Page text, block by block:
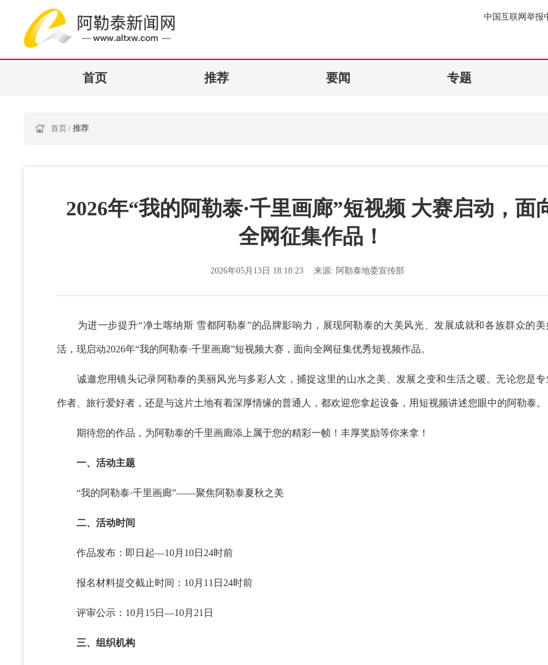
中国互联网举报
首页 推荐 要闻 专题
首页 / 推荐
2026年“我的阿勒泰·千里画廊”短视频 大赛启动，面
全网征集作品！
2026年05月13日 18:18:23 来源: 阿勒泰地委宣传部
为进一步提升“净土喀纳斯 雪都阿勒泰”的品牌影响力，展现阿勒泰的大美风光、发展成就和各族群众的美
活，现启动2026年“我的阿勒泰·千里画廊”短视频大赛，面向全网征集优秀短视频作品。
诚邀您用镜头记录阿勒泰的美丽风光与多彩人文，捕捉这里的山水之美、发展之变和生活之暖。无论您是专
作者、旅行爱好者，还是与这片土地有着深厚情缘的普通人，都欢迎您拿起设备，用短视频讲述您眼中的阿勒泰。
期待您的作品，为阿勒泰的千里画廊添上属于您的精彩一帧！丰厚奖励等你来拿！
一、活动主题
“我的阿勒泰·千里画廊”——聚焦阿勒泰夏秋之美
二、活动时间
作品发布：即日起—10月10日24时前
报名材料提交截止时间：10月11日24时前
评审公示：10月15日—10月21日
三、组织机构